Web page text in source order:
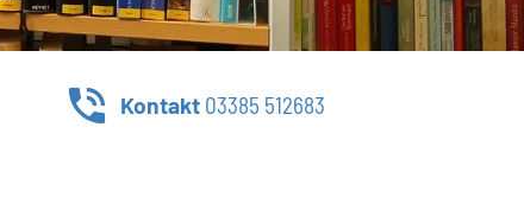
Kontakt 03385 512683